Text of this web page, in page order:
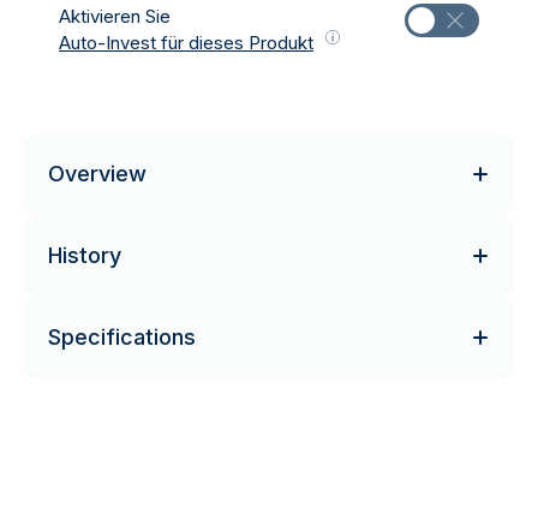
Aktivieren Sie
Auto-Invest für dieses Produkt
Overview
History
Specifications